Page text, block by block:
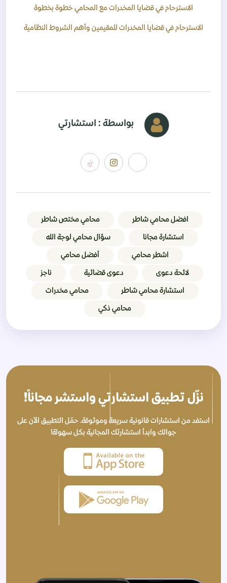
الاسترحام في قضايا المخدرات مع المحامي خطوة بخطوة
الاسترحام في قضايا المخدرات للمقيمين وأهم الشروط النظامية
بواسطة : استشارتي
افضل محامي شاطر محامي مختص شاطر
استشارة مجانا سؤال محامي لوجة الله
اشطر محامي أفضل محامي
لائحة دعوى دعوى قضائية ناجز
استشارة محامي شاطر محامي مخدرات
محامي ذكي
نزّل تطبيق استشارتي واستشر مجاناً!
استفد من استشارات قانونية سريعة وموثوقة. حمّل التطبيق الآن على
جوالك وابدأ استشارتك المجانية بكل سهولة!